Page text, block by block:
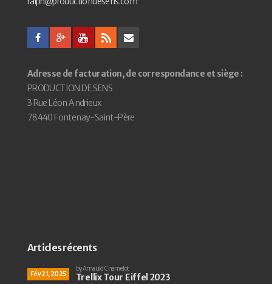
Adresse de facturation, de correspondance et siège :
PRODUCTION DE SENS
3 Rue Léon Andrieux
78440 Fontenay-Saint-Père
Articles récents
Fév 21, 2025
by Arnauld Chamelot
Trellix Tour Eiffel 2023